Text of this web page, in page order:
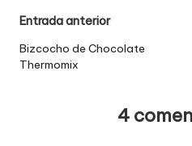
Navegación
de
entradas
Entrada anterior
Bizcocho de Chocolate
Thermomix
4